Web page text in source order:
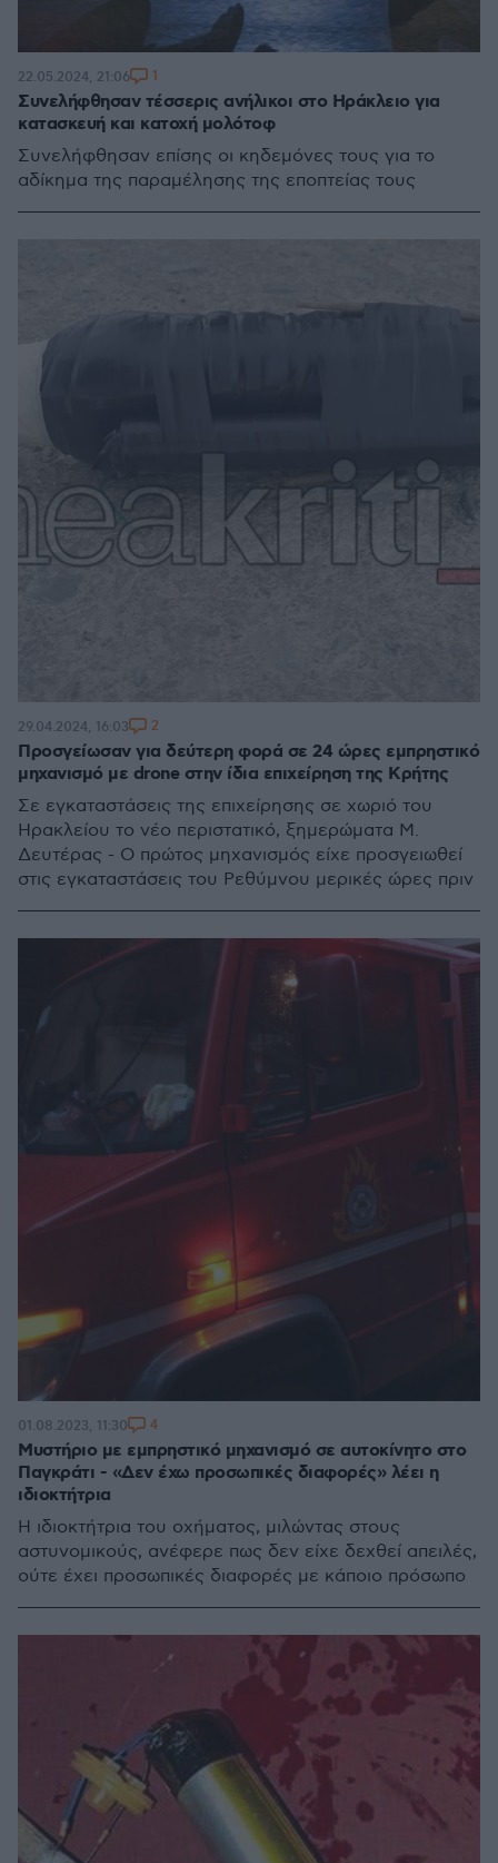
Συνελήφθησαν τέσσερις ανήλικοι στο Ηράκλειο για
κατασκευή και κατοχή μολότοφ
Συνελήφθησαν επίσης οι κηδεμόνες τους για το
αδίκημα της παραμέλησης της εποπτείας τους
22.05.2024, 21:06 1
Προσγείωσαν για δεύτερη φορά σε 24 ώρες εμπρηστικό
μηχανισμό με drone στην ίδια επιχείρηση της Κρήτης
Σε εγκαταστάσεις της επιχείρησης σε χωριό του
Ηρακλείου το νέο περιστατικό, ξημερώματα Μ.
Δευτέρας - Ο πρώτος μηχανισμός είχε προσγειωθεί
στις εγκαταστάσεις του Ρεθύμνου μερικές ώρες πριν
29.04.2024, 16:03 2
Μυστήριο με εμπρηστικό μηχανισμό σε αυτοκίνητο στο
Παγκράτι - «Δεν έχω προσωπικές διαφορές» λέει η
ιδιοκτήτρια
Η ιδιοκτήτρια του οχήματος, μιλώντας στους
αστυνομικούς, ανέφερε πως δεν είχε δεχθεί απειλές,
ούτε έχει προσωπικές διαφορές με κάποιο πρόσωπο
01.08.2023, 11:30 4